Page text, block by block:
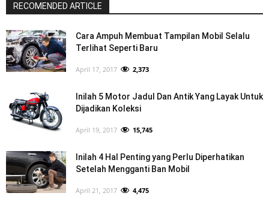
RECOMENDED ARTICLE
Cara Ampuh Membuat Tampilan Mobil Selalu
Terlihat Seperti Baru
April 17, 2017 2,373
Inilah 5 Motor Jadul Dan Antik Yang Layak Untuk
Dijadikan Koleksi
April 19, 2017 15,745
Inilah 4 Hal Penting yang Perlu Diperhatikan
Setelah Mengganti Ban Mobil
April 21, 2017 4,475